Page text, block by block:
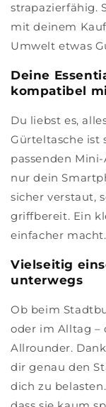
strapazierfähig.
mit deinem
Umwelt etwas
Deine
kompatibel
Du liebst es,
Gürteltasche ist
passenden
nur dein
sicher verstaut,
griffbereit. Ein
einfacher macht.
Vielseitig
unterwegs
Ob beim
oder im Alltag –
Allrounder.
dir genau den
dich zu